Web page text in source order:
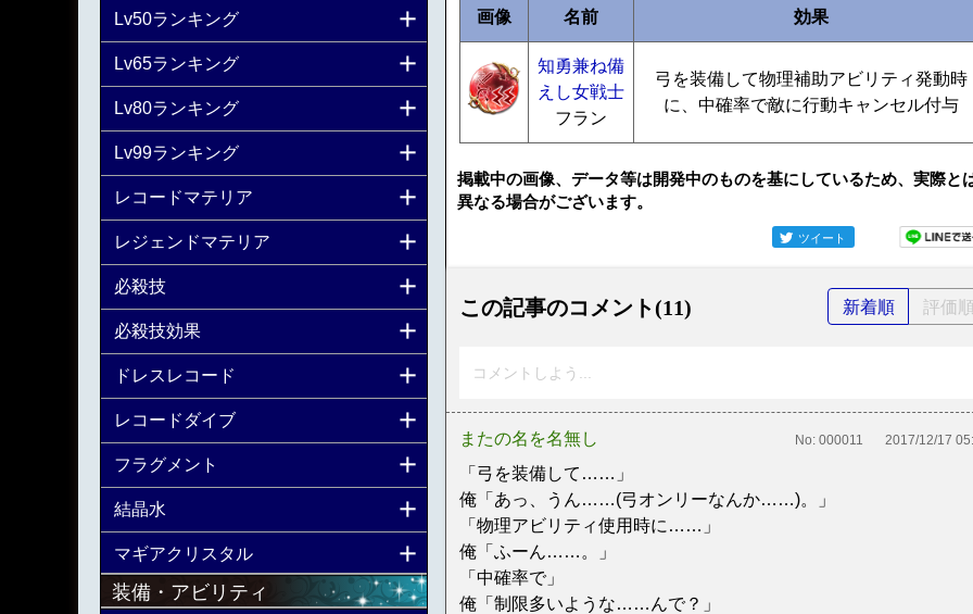
画像 名前 効果
知勇兼ね備
えし女戦士
フラン
弓を装備して物理補助アビリティ発動時
に、中確率で敵に行動キャンセル付与
掲載中の画像、データ等は開発中のものを基にしているため、実際と
異なる場合がございます。
ツイート
この記事のコメント(11) 新着順 評価
コメントしよう...
またの名を名無し No: 000011 2017/12/17
「弓を装備して……」
俺「あっ、うん……(弓オンリーなんか……)。」
「物理アビリティ使用時に……」
俺「ふーん……。」
「中確率で」
俺「制限多いような……んで？」
Lv50ランキング
Lv65ランキング
Lv80ランキング
Lv99ランキング
レコードマテリア
レジェンドマテリア
必殺技
必殺技効果
ドレスレコード
レコードダイブ
フラグメント
結晶水
マギアクリスタル
装備・アビリティ